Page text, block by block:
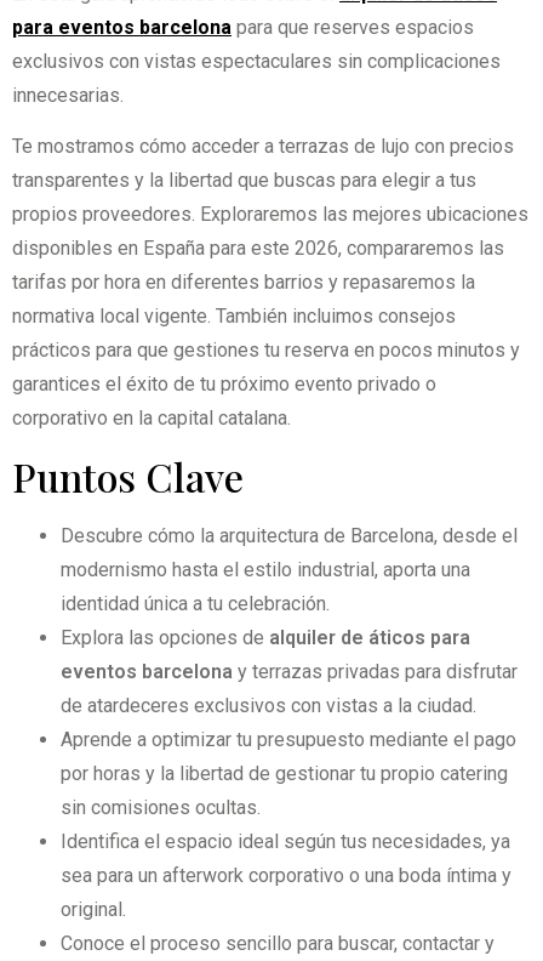
para eventos barcelona para que reserves espacios
exclusivos con vistas espectaculares sin complicaciones
innecesarias.
Te mostramos cómo acceder a terrazas de lujo con precios
transparentes y la libertad que buscas para elegir a tus
propios proveedores. Exploraremos las mejores ubicaciones
disponibles en España para este 2026, compararemos las
tarifas por hora en diferentes barrios y repasaremos la
normativa local vigente. También incluimos consejos
prácticos para que gestiones tu reserva en pocos minutos y
garantices el éxito de tu próximo evento privado o
corporativo en la capital catalana.
Puntos Clave
Descubre cómo la arquitectura de Barcelona, desde el
modernismo hasta el estilo industrial, aporta una
identidad única a tu celebración.
Explora las opciones de alquiler de áticos para
eventos barcelona y terrazas privadas para disfrutar
de atardeceres exclusivos con vistas a la ciudad.
Aprende a optimizar tu presupuesto mediante el pago
por horas y la libertad de gestionar tu propio catering
sin comisiones ocultas.
Identifica el espacio ideal según tus necesidades, ya
sea para un afterwork corporativo o una boda íntima y
original.
Conoce el proceso sencillo para buscar, contactar y